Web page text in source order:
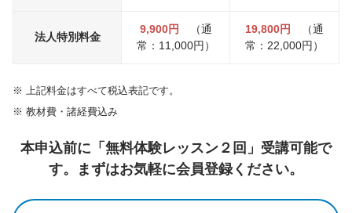
法人特別料金
9,900円 （通
常：11,000円）
19,800円
（通
常：22,000円）
※ 上記料金はすべて税込表記です。
※ 教材費・諸経費込み
本申込前に「無料体験レッスン２回」受講可能で
す。まずはお気軽に会員登録ください。